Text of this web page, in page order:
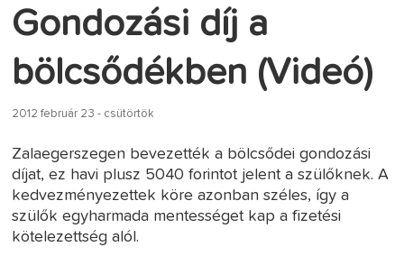
Gondozási díj a
bölcsődékben (Videó)
2012 február 23 - csütörtök
Zalaegerszegen bevezették a bölcsődei gondozási
díjat, ez havi plusz 5040 forintot jelent a szülőknek. A
kedvezményezettek köre azonban széles, így a
szülők egyharmada mentességet kap a fizetési
kötelezettség alól.